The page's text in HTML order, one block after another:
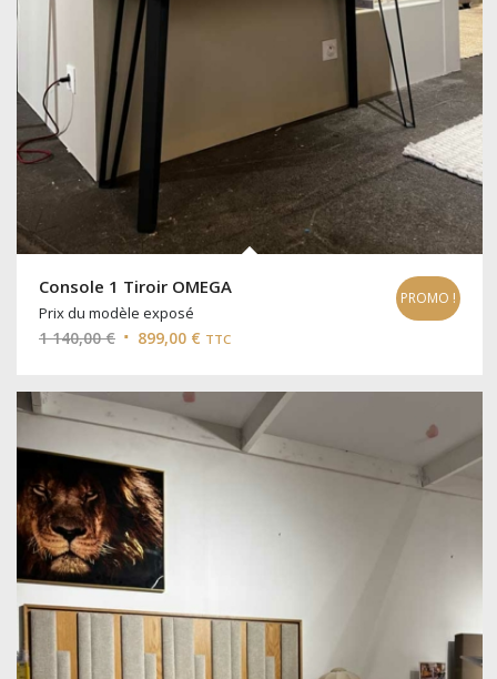
Console 1 Tiroir OMEGA
Prix du modèle exposé
1 140,00€ Le
initial
était :
140,00 €.
899,00 € Le
actuel
est :
899,00 €.
TTC
PROMO !